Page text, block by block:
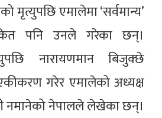
मृत्युपछि एमालेमा ‘सर्वमान्य’
पनि उनले गरेका छन्।
नारायणमान बिजुक्छे
एकीकरण गरेर एमालेको अध्यक्ष
नमानेको नेपालले लेखेका छन्।